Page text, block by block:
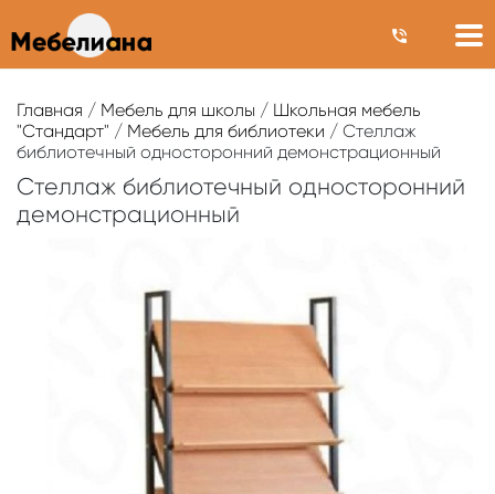
Главная / Мебель для школы / Школьная мебель
"Стандарт" / Мебель для библиотеки / Стеллаж
библиотечный односторонний демонстрационный
Стеллаж библиотечный односторонний
демонстрационный